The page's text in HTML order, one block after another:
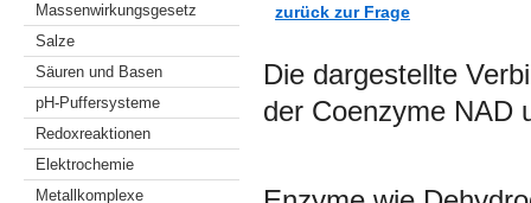
Massenwirkungsgesetz
Salze
Säuren und Basen
pH-Puffersysteme
Redoxreaktionen
Elektrochemie
Metallkomplexe
zurück zur Frage
Die dargestellte
der Coenzyme NAD